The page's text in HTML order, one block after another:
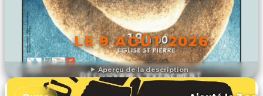
Aperçu de la description
LE 9 AOÛT 2026
DÉCOUVRIR L'ÉVÉNEMENT